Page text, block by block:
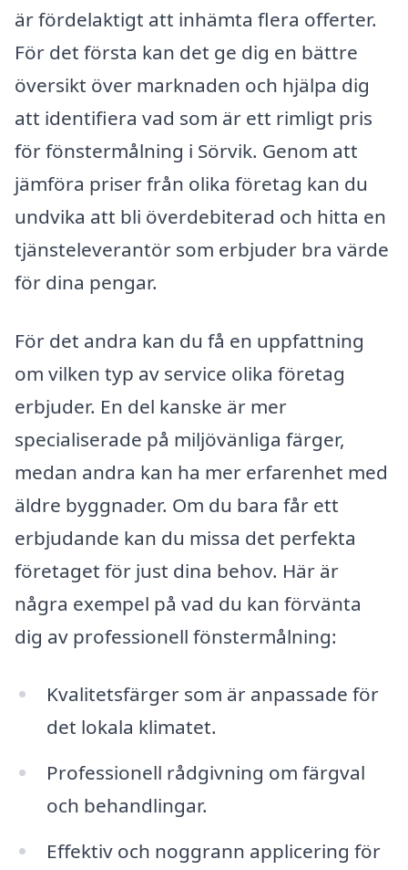
är fördelaktigt att inhämta flera offerter.
För det första kan det ge dig en bättre
översikt över marknaden och hjälpa dig
att identifiera vad som är ett rimligt pris
för fönstermålning i Sörvik. Genom att
jämföra priser från olika företag kan du
undvika att bli överdebiterad och hitta en
tjänsteleverantör som erbjuder bra värde
för dina pengar.
För det andra kan du få en uppfattning
om vilken typ av service olika företag
erbjuder. En del kanske är mer
specialiserade på miljövänliga färger,
medan andra kan ha mer erfarenhet med
äldre byggnader. Om du bara får ett
erbjudande kan du missa det perfekta
företaget för just dina behov. Här är
några exempel på vad du kan förvänta
dig av professionell fönstermålning:
Kvalitetsfärger som är anpassade för
det lokala klimatet.
Professionell rådgivning om färgval
och behandlingar.
Effektiv och noggrann applicering för